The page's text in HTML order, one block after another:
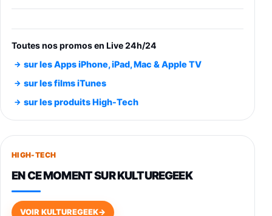
entraénement direct 3 vitesses (33-45-78
trs/min) avec pre-ampli intégré et port USB
Smartphone SAMSUNG Galaxy S26 Ultra
891,99€1199€Fnac (Vendeur Tiers)
Smartphone SAMSUNG Galaxy S26+ Violet
749,99€
648,63€834,71€
Toutes nos promos en Live 24h/24
sur les Apps iPhone, iPad, Mac & Apple TV
sur les films iTunes
sur les produits High-Tech
HIGH-TECH
EN CE MOMENT SUR KULTUREGEEK
VOIR KULTUREGEEK→